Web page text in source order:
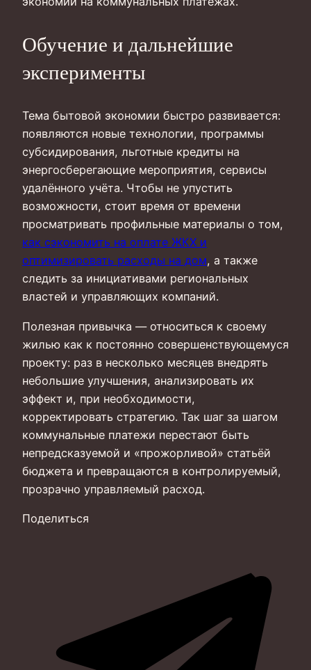
Обучение и дальнейшие
эксперименты
Тема бытовой экономии быстро развивается:
появляются новые технологии, программы
субсидирования, льготные кредиты на
энергосберегающие мероприятия, сервисы
удалённого учёта. Чтобы не упустить
возможности, стоит время от времени
просматривать профильные материалы о том,
как сэкономить на оплате ЖКХ и
оптимизировать расходы на дом, а также
следить за инициативами региональных
властей и управляющих компаний.
Полезная привычка — относиться к своему
жилью как к постоянно совершенствующемуся
проекту: раз в несколько месяцев внедрять
небольшие улучшения, анализировать их
эффект и, при необходимости,
корректировать стратегию. Так шаг за шагом
коммунальные платежи перестают быть
непредсказуемой и «прожорливой» статьёй
бюджета и превращаются в контролируемый,
прозрачно управляемый расход.
Поделиться